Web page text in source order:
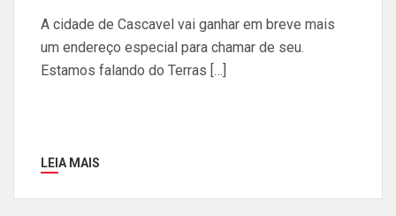
A cidade de Cascavel vai ganhar em breve mais
um endereço especial para chamar de seu.
Estamos falando do Terras […]
LEIA MAIS